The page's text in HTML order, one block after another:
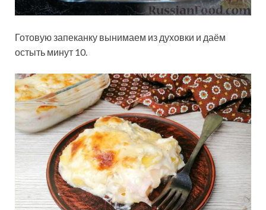
Готовую запеканку вынимаем из духовки и даём
остыть минут 10.